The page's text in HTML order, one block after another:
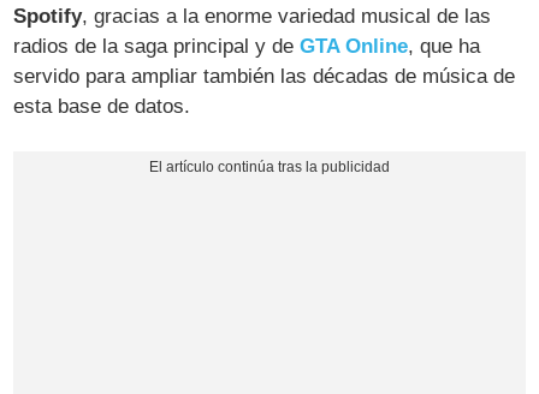
Spotify, gracias a la enorme variedad musical de las
radios de la saga principal y deGTA Online, que ha
servido para ampliar también las décadas de música de
esta base de datos.